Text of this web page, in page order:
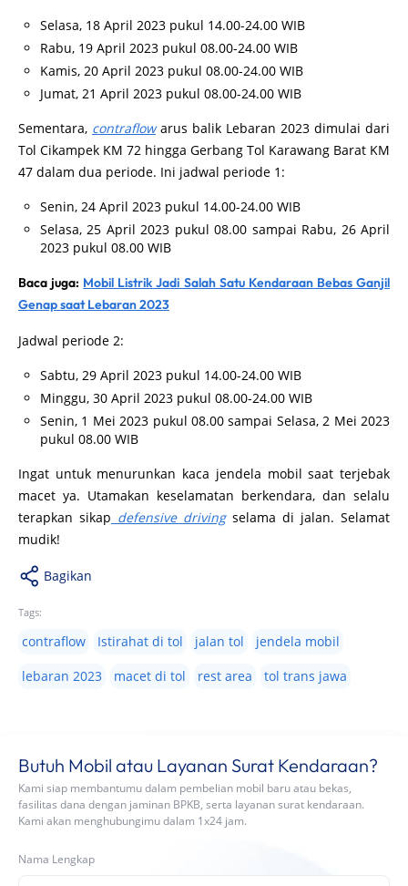
Selasa, 18 April 2023 pukul 14.00-24.00 WIB
Rabu, 19 April 2023 pukul 08.00-24.00 WIB
Kamis, 20 April 2023 pukul 08.00-24.00 WIB
Jumat, 21 April 2023 pukul 08.00-24.00 WIB
Sementara, contraflowarus balik Lebaran 2023 dimulai dari
Tol Cikampek KM 72 hingga Gerbang Tol Karawang Barat KM
47 dalam dua periode. Ini jadwal periode 1:
Senin, 24 April 2023 pukul 14.00-24.00 WIB
Selasa, 25 April 2023 pukul 08.00 sampai Rabu, 26 April
2023 pukul 08.00 WIB
Baca juga: Mobil Listrik Jadi Salah Satu Kendaraan Bebas Ganjil
Genap saat Lebaran 2023
Jadwal periode 2:
Sabtu, 29 April 2023 pukul 14.00-24.00 WIB
Minggu, 30 April 2023 pukul 08.00-24.00 WIB
Senin, 1 Mei 2023 pukul 08.00 sampai Selasa, 2 Mei 2023
pukul 08.00 WIB
Ingat untuk menurunkan kaca jendela mobil saat terjebak
macet ya. Utamakan keselamatan berkendara, dan selalu
terapkan sikap defensive drivingselama di jalan. Selamat
mudik!
Bagikan
Tags:
contraflow Istirahat di tol jalan tol
jendela mobil
lebaran 2023
macet di tol rest area tol trans jawa
Butuh Mobil atau Layanan Surat Kendaraan?
Kami siap membantumu dalam pembelian mobil baru atau bekas,
fasilitas dana dengan jaminan BPKB, serta layanan surat kendaraan.
Kami akan menghubungimu dalam 1x24 jam.
Nama Lengkap